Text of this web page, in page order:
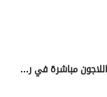
أقل مقدم وإجمالي/ شاليه بحديقة فاخر يطل علي اللاجون مباشرة في راس الحكمة الساحل الشمالي